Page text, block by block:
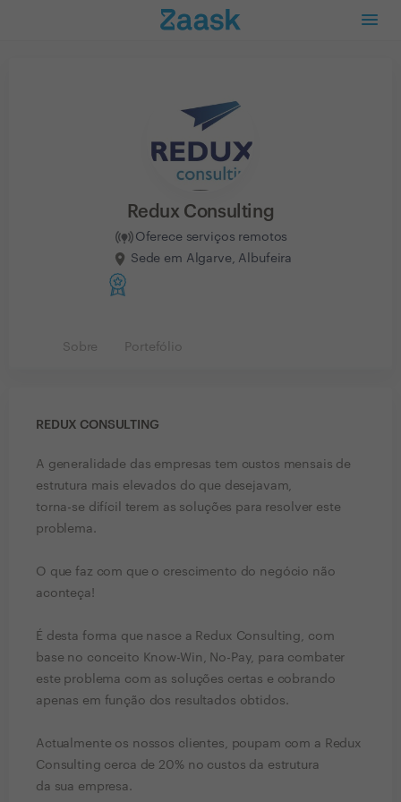
Redux Consulting
Oferece serviços remotos
Sede em Algarve, Albufeira
Sobre Portefólio
REDUX CONSULTING
A generalidade das empresas tem custos mensais de
estrutura mais elevados do que desejavam,
torna-se difícil terem as soluções para resolver este
problema.
O que faz com que o crescimento do negócio não
aconteça!
É desta forma que nasce a Redux Consulting, com
base no conceito Know-Win, No-Pay, para combater
este problema com as soluções certas e cobrando
apenas em função dos resultados obtidos.
Actualmente os nossos clientes, poupam com a Redux
Consulting cerca de 20% no custos da estrutura
da sua empresa.